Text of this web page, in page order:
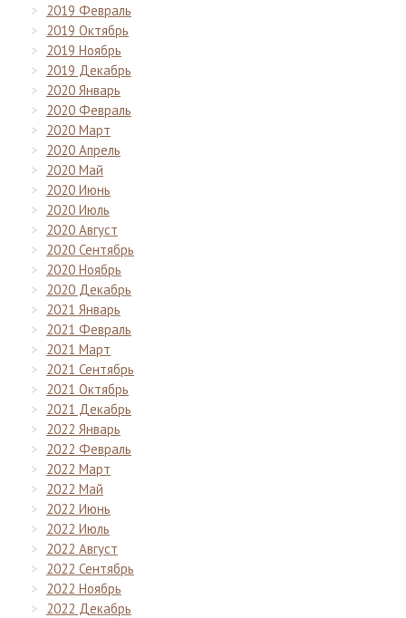
2019 Февраль
2019 Октябрь
2019 Ноябрь
2019 Декабрь
2020 Январь
2020 Февраль
2020 Март
2020 Апрель
2020 Май
2020 Июнь
2020 Июль
2020 Август
2020 Сентябрь
2020 Ноябрь
2020 Декабрь
2021 Январь
2021 Февраль
2021 Март
2021 Сентябрь
2021 Октябрь
2021 Декабрь
2022 Январь
2022 Февраль
2022 Март
2022 Май
2022 Июнь
2022 Июль
2022 Август
2022 Сентябрь
2022 Ноябрь
2022 Декабрь